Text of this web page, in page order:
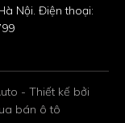
Nội. Điện thoại:
- Thiết kế bởi
bán ô tô